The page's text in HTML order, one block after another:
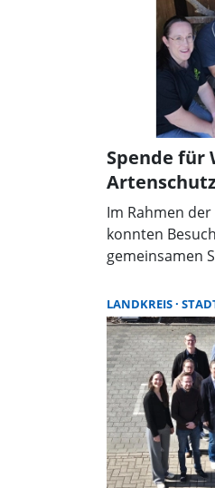
Spende für
Im Rahmen
konnten
gemeinsamen
Rinteln
spenden. An
es neben
Gutscheine zu
Coupons
LANDKREIS